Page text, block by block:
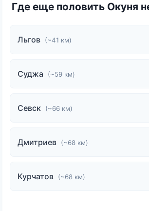
Где еще половить Окуня
Льгов (~41 км)
Суджа (~59 км)
Севск (~66 км)
Дмитриев (~68 км)
Курчатов (~68 км)